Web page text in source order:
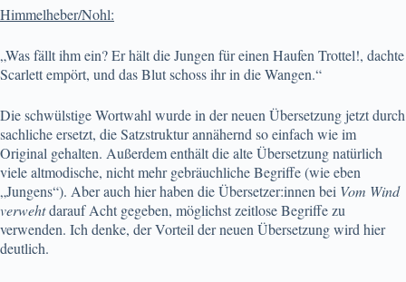
Himmelheber/Nohl:
„Was fällt ihm ein? Er hält die Jungen für einen Haufen Trottel!, dachte
Scarlett empört, und das Blut schoss ihr in die Wangen.“
Die schwülstige Wortwahl wurde in der neuen Übersetzung jetzt durch
sachliche ersetzt, die Satzstruktur annähernd so einfach wie im
Original gehalten. Außerdem enthält die alte Übersetzung natürlich
viele altmodische, nicht mehr gebräuchliche Begriffe (wie eben
„Jungens“). Aber auch hier haben die Übersetzer:innen bei Vom Wind
verwehtdarauf Acht gegeben, möglichst zeitlose Begriffe zu
verwenden. Ich denke, der Vorteil der neuen Übersetzung wird hier
deutlich.